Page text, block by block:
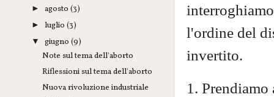
l'ordine del
invertito.
1.
►agosto(3)
►luglio(3)
▼giugno(9)
Note sul tema dell'aborto
Riflessioni sul tema dell'aborto
Nuova rivoluzione industriale